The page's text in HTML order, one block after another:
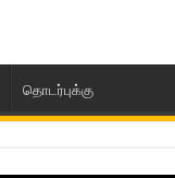
தொடர்புக்கு